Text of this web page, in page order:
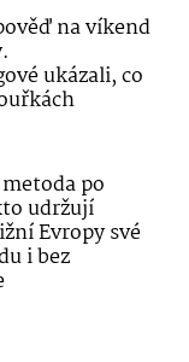
na víkend
ukázali, co
po
udržují
Evropy své
i bez